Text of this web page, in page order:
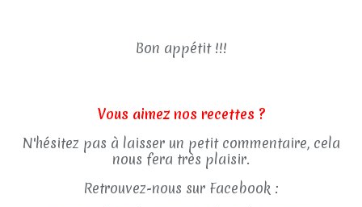
Bon appétit !!!
Vous aimez nos recettes ?
N'hésitez pas à laisser un petit commentaire, cela
nous fera très plaisir.
Retrouvez-nous sur Facebook :